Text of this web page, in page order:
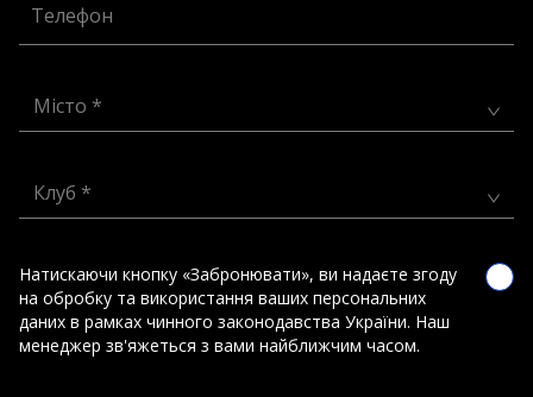
Телефон
Місто *
Клуб *
Натискаючи кнопку «Забронювати», ви надаєте згоду
на обробку та використання ваших персональних
даних в рамках чинного законодавства України. Наш
менеджер зв'яжеться з вами найближчим часом.